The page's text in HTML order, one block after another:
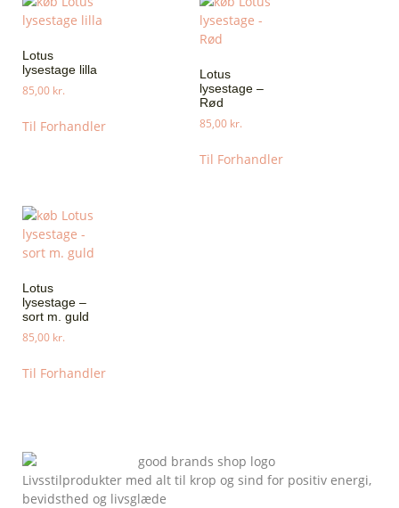
Lotus
lysestage lilla
85,00 kr.
Til Forhandler
Lotus
lysestage –
Rød
85,00 kr.
Til Forhandler
Lotus
lysestage –
sort m. guld
85,00 kr.
Til Forhandler
Livsstilprodukter med alt til krop og sind for positiv energi,
bevidsthed og livsglæde